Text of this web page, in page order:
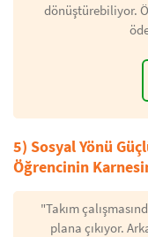
dönüştürebiliyor.
5) Sosyal Yönü
Öğrencinin
"Takım
plana çıkıyor.